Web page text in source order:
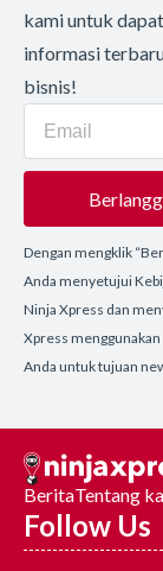
kami untuk
informasi
bisnis!
Dengan mengklik
Anda menyetujui
Ninja Xpress dan
Xpress
Anda untuk tujuan
BeritaTentang
Follow Us